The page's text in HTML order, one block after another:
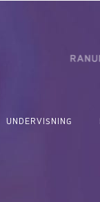
UNDERVISNING